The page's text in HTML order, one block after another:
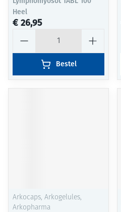
Heel
€ 26,95
Bestel
Arkocaps, Arkogelules,
Arkopharma